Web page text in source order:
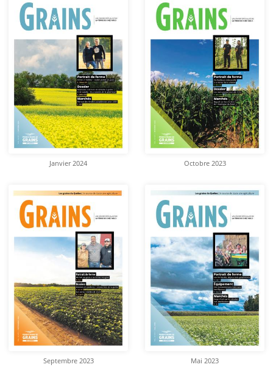
Janvier 2024 Octobre 2023
Septembre 2023 Mai 2023